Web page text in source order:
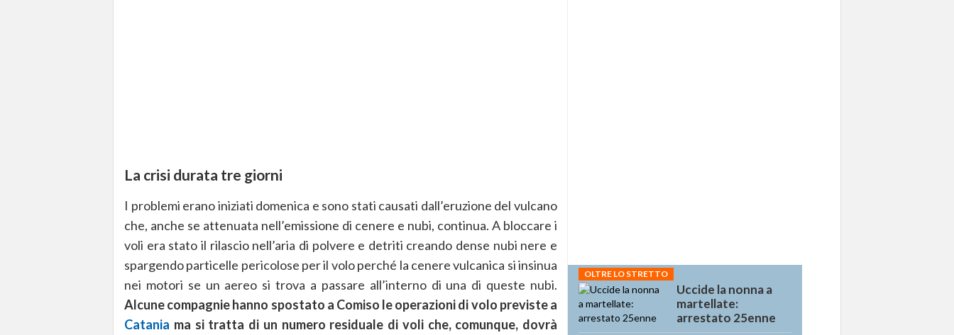
La crisi durata tre giorni
I problemi erano iniziati domenica e sono stati causati dall’eruzione del vulcano
che, anche se attenuata nell’emissione di cenere e nubi, continua. A bloccare i
voli era stato il rilascio nell’aria di polvere e detriti creando dense nubi nere e
spargendo particelle pericolose per il volo perché la cenere vulcanica si insinua
nei motori se un aereo si trova a passare all’interno di una di queste nubi.
Alcune compagnie hanno spostato a Comiso le operazioni di volo previste a
Catania ma si tratta di un numero residuale di voli che, comunque, dovrà
OLTRE LO STRETTO
Uccide la nonna a
martellate:
arrestato 25enne